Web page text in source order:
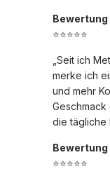
Bewertung
⭐⭐⭐⭐⭐
„Seit ich
merke ich
und mehr
Geschmack
die tägliche
Bewertung
⭐⭐⭐⭐⭐